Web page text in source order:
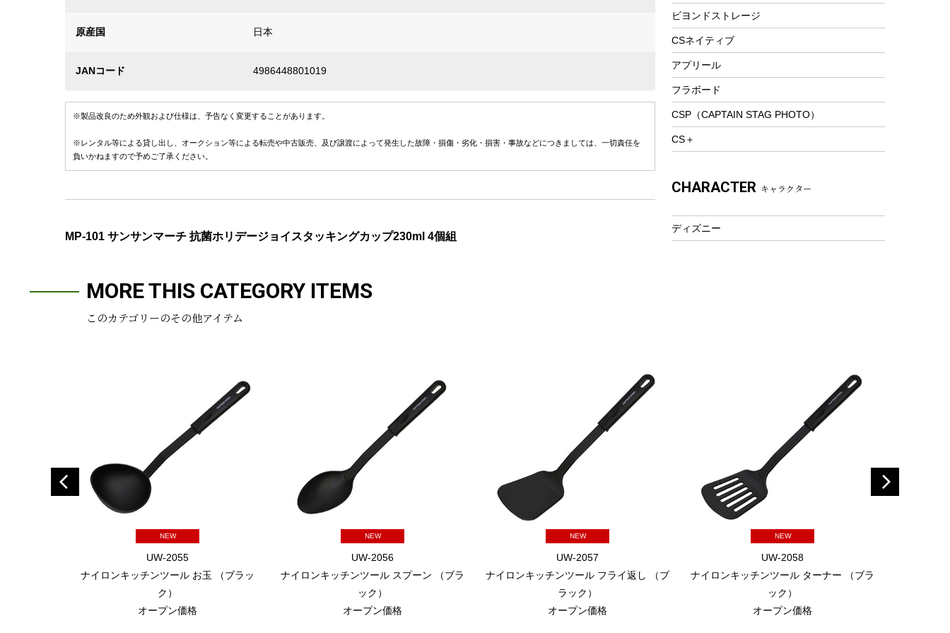
原産国 日本
JANコード 4986448801019
※製品改良のため外観および仕様は、予告なく変更することがあります。
※レンタル等による貸し出し、オークション等による転売や中古販売、及び譲渡によって発生した故障・損傷・劣化・損害・事故などにつきましては、一切責任を
負いかねますので予めご了承ください。
MP-101 サンサンマーチ 抗菌ホリデージョイスタッキングカップ230ml 4個組
ツール&アクセサリー
トレッキング
トレッキングステッキ
トレッキングアクセサリー
プレイグッズ
ウェルネス
フィットネス
アクセサリー
ビヨンドストレージ
CSネイティブ
アプリール
フラボード
CSP（CAPTAIN STAG PHOTO）
CS＋
CHARACTER キャラクター
ディズニー
MORE THIS CATEGORY ITEMS
このカテゴリーのその他アイテム
NEW
UW-2055
ナイロンキッチンツール お玉 （ブラッ
ク）
オープン価格
NEW
UW-2056
ナイロンキッチンツール スプーン （ブラ
ック）
オープン価格
NEW
UW-2057
ナイロンキッチンツール フライ返し （ブ
ラック）
オープン価格
NEW
UW-2058
ナイロンキッチンツール ターナー （ブラ
ック）
オープン価格